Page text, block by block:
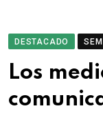
DESTACADO
Los